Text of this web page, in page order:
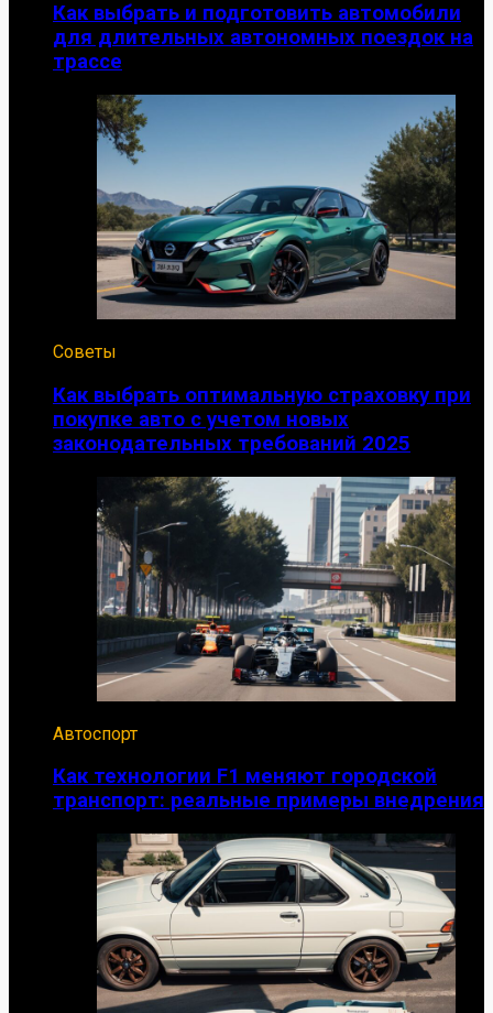
Как выбрать и подготовить автомобили
для длительных автономных поездок на
трассе
Советы
Как выбрать оптимальную страховку при
покупке авто с учетом новых
законодательных требований 2025
Автоспорт
Как технологии F1 меняют городской
транспорт: реальные примеры внедрения